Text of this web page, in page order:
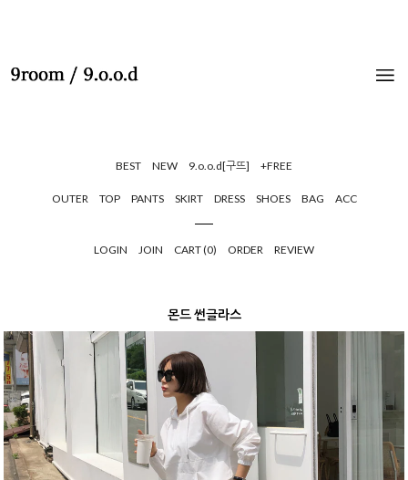
BEST NEW 9.o.o.d[구뜨] +FREE
OUTER TOP PANTS SKIRT DRESS SHOES BAG ACC
LOGIN JOIN CART (0) ORDER REVIEW
몬드 썬글라스